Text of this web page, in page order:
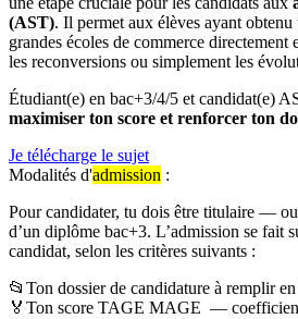
(AST). Il permet aux élèves ayant
grandes écoles de commerce directement
les reconversions ou simplement les
Étudiant(e) en bac+3/4/5 et candidat(e)
maximiser ton score et renforcer ton
Je télécharge le sujet
Modalités d'admission :
Pour candidater, tu dois être titulaire —
d’un diplôme bac+3. L’admission se fait
candidat, selon les critères suivants :
📂Ton dossier de candidature à remplir
🏅Ton score TAGE MAGE —